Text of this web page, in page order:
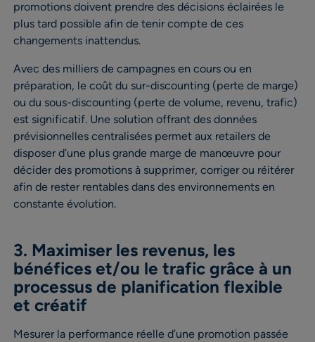
promotions doivent prendre des décisions éclairées le
plus tard possible afin de tenir compte de ces
changements inattendus.
Avec des milliers de campagnes en cours ou en
préparation, le coût du sur-discounting (perte de marge)
ou du sous-discounting (perte de volume, revenu, trafic)
est significatif. Une solution offrant des données
prévisionnelles centralisées permet aux retailers de
disposer d’une plus grande marge de manœuvre pour
décider des promotions à supprimer, corriger ou réitérer
afin de rester rentables dans des environnements en
constante évolution.
3. Maximiser les revenus, les
bénéfices et/ou le trafic grâce à un
processus de planification flexible
et créatif
Mesurer la performance réelle d’une promotion passée